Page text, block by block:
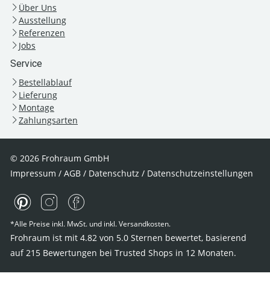
Über Uns
Ausstellung
Referenzen
Jobs
Service
Bestellablauf
Lieferung
Montage
Zahlungsarten
© 2026 Frohraum GmbH
Impressum / AGB / Datenschutz / Datenschutzeinstellungen
*Alle Preise inkl. MwSt. und inkl. Versandkosten.
Frohraum ist mit 4.82 von 5.0 Sternen bewertet, basierend
auf215 Bewertungen bei Trusted Shops in 12 Monaten.